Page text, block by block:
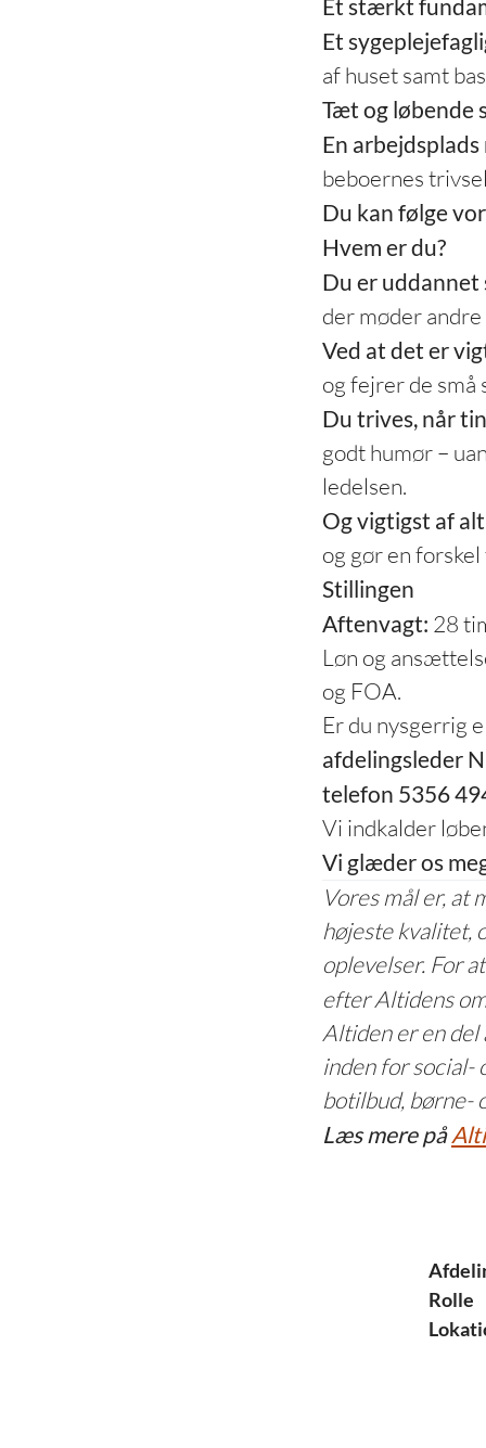
Et stærkt
Et
af huset samt
Tæt og løbende
En
beboernes
Du kan følge
Hvem er du?
Du er uddannet
der møder
Ved at det er
og fejrer de små
Du trives, når
godt humør –
ledelsen.
Og vigtigst af
og gør en
Stillingen
Aftenvagt: 28
Løn og
og FOA.
Er du nysgerrig
afdelingsleder
telefon 5356
Vi indkalder
Vi glæder os
Vores mål er, at
højeste kvalitet,
oplevelser. For
efter Altidens
Altiden er en
inden for social-
botilbud, børne-
Læs mere på
Rolle